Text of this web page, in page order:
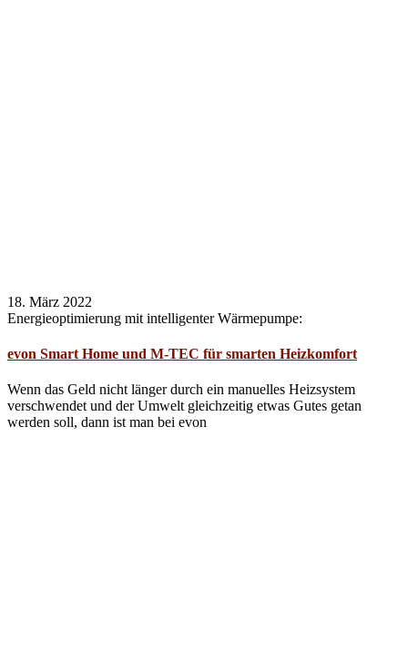
18. März 2022
Energieoptimierung mit intelligenter Wärmepumpe:
evon Smart Home und M-TEC für smarten Heizkomfort
Wenn das Geld nicht länger durch ein manuelles Heizsystem
verschwendet und der Umwelt gleichzeitig etwas Gutes getan
werden soll, dann ist man bei evon